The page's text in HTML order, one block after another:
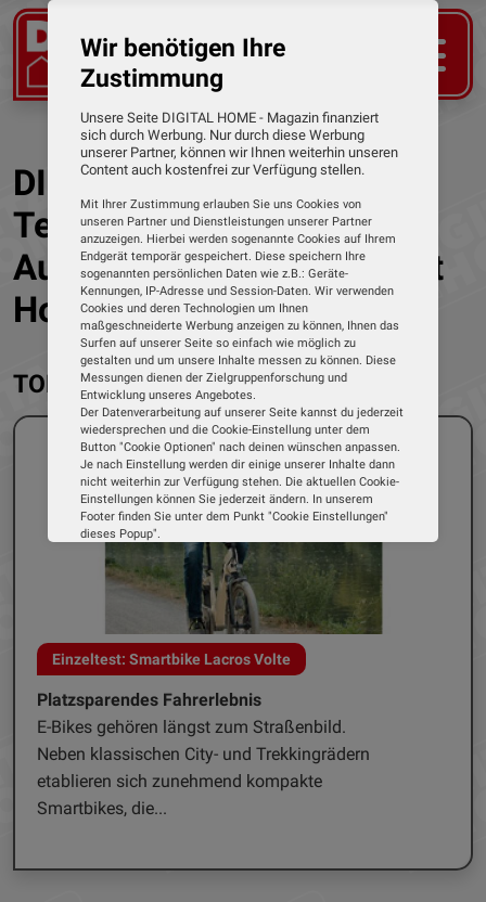
DIGITAL HOME - Das
Testmagazin für digitale
Audio-Produkte und Smart
Home
TOP THEMEN
Mähroboter Sunseeker V1 für kleine Flächen
Smarter Kleingärtner
In kaum einer Maschinen-Gattung geht die
Entwicklung so schnell von statten, wie bei den
Rasenrobotern. Insbesondere bei der
Navigation im...
Wir benötigen Ihre
Zustimmung
Unsere Seite DIGITAL HOME - Magazin finanziert
sich durch Werbung. Nur durch diese Werbung
unserer Partner, können wir Ihnen weiterhin unseren
Content auch kostenfrei zur Verfügung stellen.
Mit Ihrer Zustimmung erlauben Sie uns Cookies von
unseren Partner und Dienstleistungen unserer Partner
anzuzeigen. Hierbei werden sogenannte Cookies auf Ihrem
Endgerät temporär gespeichert. Diese speichern Ihre
sogenannten persönlichen Daten wie z.B.: Geräte-
Kennungen, IP-Adresse und Session-Daten. Wir verwenden
Cookies und deren Technologien um Ihnen
maßgeschneiderte Werbung anzeigen zu können, Ihnen das
Surfen auf unserer Seite so einfach wie möglich zu
gestalten und um unsere Inhalte messen zu können. Diese
Messungen dienen der Zielgruppenforschung und
Entwicklung unseres Angebotes.
Der Datenverarbeitung auf unserer Seite kannst du jederzeit
wiedersprechen und die Cookie-Einstellung unter dem
Button "Cookie Optionen" nach deinen wünschen anpassen.
Je nach Einstellung werden dir einige unserer Inhalte dann
nicht weiterhin zur Verfügung stehen. Die aktuellen Cookie-
Einstellungen können Sie jederzeit ändern. In unserem
Footer finden Sie unter dem Punkt "Cookie Einstellungen"
dieses Popup".
Wir verwenden Cookies, um Ihnen die bestmögliche
Erfahrung auf unserer Website zu bieten. Erfahren Sie mehr
darüber, wie wir Cookies verwenden und wie Sie Ihre
Einstellungen ändern können.
Alle Cookies akzeptieren
Cookie Optionen
Impressum Datenschutz